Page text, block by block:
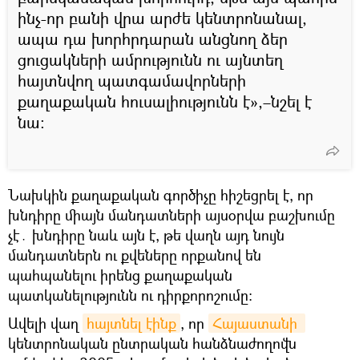
ինչ-որ բանի վրա արժե կենտրոնանալ,
ապա դա խորհրդարան անցնող ձեր
ցուցակների ամրությունն ու այնտեղ
հայտնվող պատգամավորների
քաղաքական հուսալիությունն է»,–նշել է
նա։
Նախկին քաղաքական գործիչը հիշեցրել է, որ
խնդիրը միայն մանդատների այսօրվա բաշխումը
չէ․ խնդիրը նաև այն է, թե վաղն այդ նույն
մանդատներն ու քվեները որքանով են
պահպանելու իրենց քաղաքական
պատկանելությունն ու դիրքորոշումը։
Ավելի վաղ հայտնել էինք , որ
կենտրոնական ընտրական հանձնաժողովն